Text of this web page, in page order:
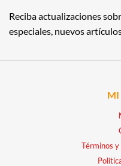
Reciba actualizaciones
especiales, nuevos
MI
Términos y